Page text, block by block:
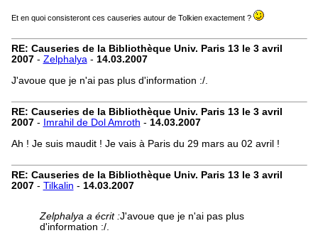
Et en quoi consisteront ces causeries autour de Tolkien exactement ?
RE: Causeries de la Bibliothèque Univ. Paris 13 le 3 avril
2007- Zelphalya- 14.03.2007
J'avoue que je n'ai pas plus d'information :/.
RE: Causeries de la Bibliothèque Univ. Paris 13 le 3 avril
2007- Imrahil de Dol Amroth - 14.03.2007
Ah ! Je suis maudit ! Je vais à Paris du 29 mars au 02 avril !
RE: Causeries de la Bibliothèque Univ. Paris 13 le 3 avril
2007- Tilkalin - 14.03.2007
Zelphalya a écrit :J'avoue que je n'ai pas plus
d'information :/.